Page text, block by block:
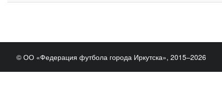
© ОО «Федерация футбола города Иркутска», 2015–2026